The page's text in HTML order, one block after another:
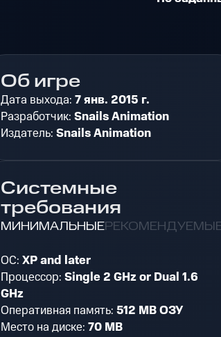
Об игре
Дата выхода: 7 янв. 2015 г.
Разработчик: Snails Animation
Издатель: Snails Animation
Системные
требования
МИНИМАЛЬНЫЕ
ОС: XP and later
Процессор: Single 2 GHz or Dual 1.6
GHz
Оперативная память: 512 MB ОЗУ
Место на диске: 70 MB